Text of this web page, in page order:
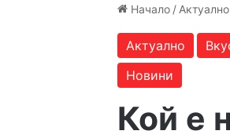
Начало / Актуално
Актуално
Новини
Кой е